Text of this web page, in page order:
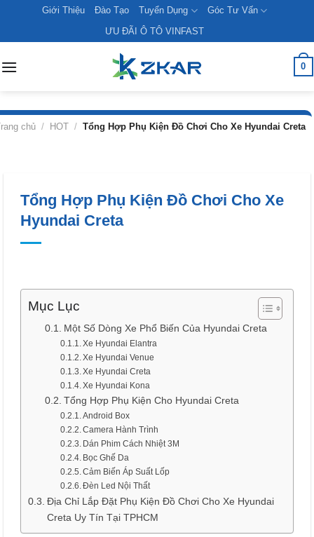
content
Giới Thiệu Đào Tạo Tuyển Dụng
Góc Tư Vấn
ƯU ĐÃI Ô TÔ VINFAST
0
chủ / HOT / Tổng Hợp Phụ Kiện Đồ Chơi Cho Xe Hyundai Creta
Tổng Hợp Phụ Kiện Đồ Chơi Cho Xe
Hyundai Creta
Mục Lục
Một Số Dòng Xe Phổ Biến Của Hyundai Creta
Xe Hyundai Elantra
Xe Hyundai Venue
Xe Hyundai Creta
Xe Hyundai Kona
Tổng Hợp Phụ Kiện Cho Hyundai Creta
Android Box
Camera Hành Trình
Dán Phim Cách Nhiệt 3M
Bọc Ghế Da
Cảm Biến Áp Suất Lốp
Đèn Led Nội Thất
Địa Chỉ Lắp Đặt Phụ Kiện Đồ Chơi Cho Xe Hyundai
Creta Uy Tín Tại TPHCM